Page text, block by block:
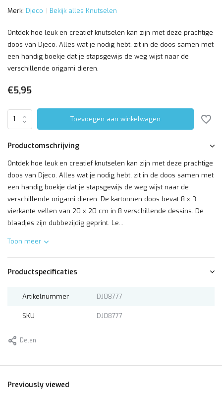
Merk: Djeco Bekijk alles Knutselen
Ontdek hoe leuk en creatief knutselen kan zijn met deze prachtige
doos van Djeco. Alles wat je nodig hebt, zit in de doos samen met
een handig boekje dat je stapsgewijs de weg wijst naar de
verschillende origami dieren.
€5,95
Toevoegen aan winkelwagen
Productomschrijving
Ontdek hoe leuk en creatief knutselen kan zijn met deze prachtige
doos van Djeco. Alles wat je nodig hebt, zit in de doos samen met
een handig boekje dat je stapsgewijs de weg wijst naar de
verschillende origami dieren. De kartonnen doos bevat 8 x 3
vierkante vellen van 20 x 20 cm in 8 verschillende dessins. De
blaadjes zijn dubbezijdig geprint. Le...
Toon meer
Productspecificaties
Artikelnummer DJ08777
SKU DJ08777
Delen
Previously viewed